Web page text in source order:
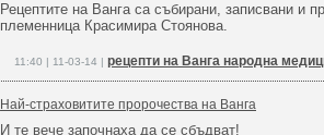
Рецептите на Ванга са събирани, записвани и
племенница Красимира Стоянова.
11:40 | 11-03-14 | рецепти на Ванга народна
Най-страховитите пророчества на Ванга
И те вече започнаха да се сбъдват!